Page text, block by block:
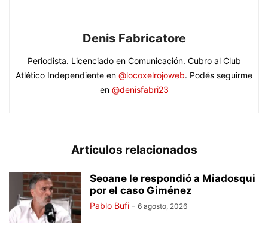
Denis Fabricatore
Periodista. Licenciado en Comunicación. Cubro al Club
Atlético Independiente en @locoxelrojoweb. Podés seguirme
en @denisfabri23
Artículos relacionados
Seoane le respondió a Miadosqui
por el caso Giménez
Pablo Bufi - 6 agosto, 2026